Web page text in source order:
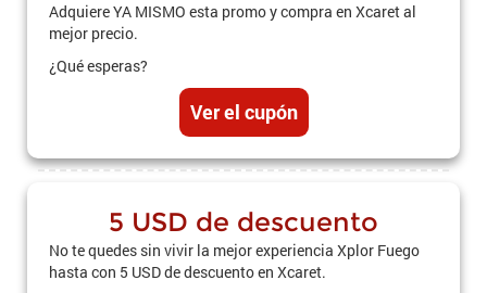
Adquiere YA MISMO esta promo y compra en Xcaret al
mejor precio.
¿Qué esperas?
Ver el cupón
5 USD de descuento
No te quedes sin vivir la mejor experiencia Xplor Fuego
hasta con 5 USD de descuento en Xcaret.